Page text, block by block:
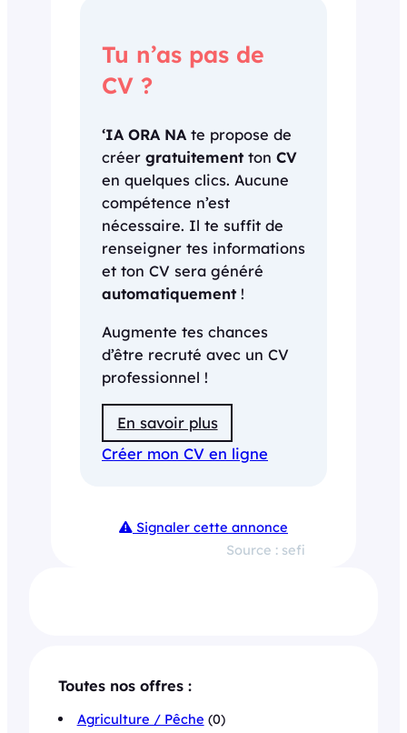
Tu n’as pas de
CV ?
‘IA ORA NA te propose de
créer gratuitementton CV
en quelques clics. Aucune
compétence n’est
nécessaire. Il te suffit de
renseigner tes informations
et ton CV sera généré
automatiquement!
Augmente tes chances
d’être recruté avec un CV
professionnel !
En savoir plus
Créer mon CV en ligne
Signaler cette annonce
Source : sefi
Toutes nos offres :
Agriculture / Pêche (0)